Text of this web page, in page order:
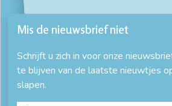
Mis de nieuwsbrief niet
Schrijft u zich in voor onze
te blijven van de laatste nieuwtjes
slapen.